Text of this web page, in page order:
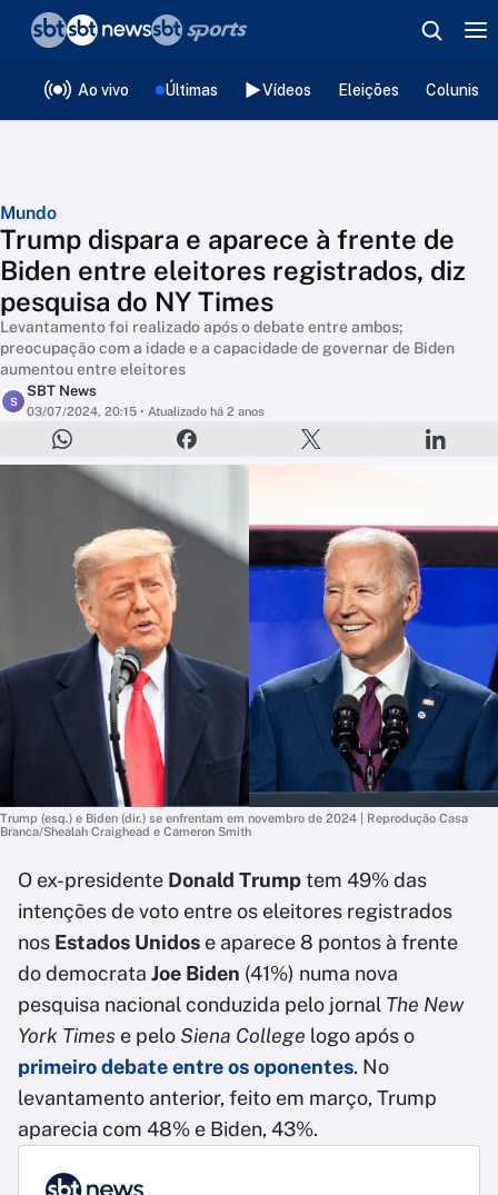
Ao vivo Últimas Vídeos Eleições
Mundo
Trump dispara e aparece à frente de
Biden entre eleitores registrados, diz
pesquisa do NY Times
Levantamento foi realizado após o debate entre ambos;
preocupação com a idade e a capacidade de governar de Biden
aumentou entre eleitores
S
SBT News
03/07/2024, 20:15 • Atualizado há 2 anos
Trump (esq.) e Biden (dir.) se enfrentam em novembro de 2024 | Reprodução Casa
Branca/Shealah Craighead e Cameron Smith
O ex-presidente Donald Trumptem 49% das
intenções de voto entre os eleitores registrados
nos Estados Unidos e aparece 8 pontos à frente
do democrata Joe Biden (41%) numa nova
pesquisa nacional conduzida pelo jornal The New
York Times e pelo Siena College logo após o
primeiro debate entre os oponentes. No
levantamento anterior, feito em março, Trump
aparecia com 48% e Biden, 43%.
❮voltar
Editorias